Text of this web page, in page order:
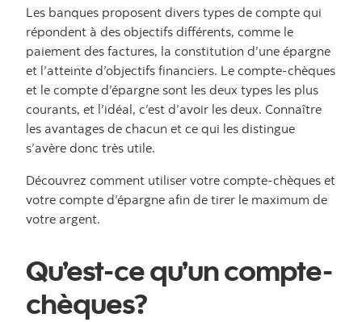
Les banques proposent divers types de compte qui
répondent à des objectifs différents, comme le
paiement des factures, la constitution d’une épargne
et l’atteinte d’objectifs financiers. Le compte-chèques
et le compte d’épargne sont les deux types les plus
courants, et l’idéal, c’est d’avoir les deux. Connaître
les avantages de chacun et ce qui les distingue
s’avère donc très utile.
Découvrez comment utiliser votre compte-chèques et
votre compte d’épargne afin de tirer le maximum de
votre argent.
Qu’est-ce qu’un compte-
chèques?